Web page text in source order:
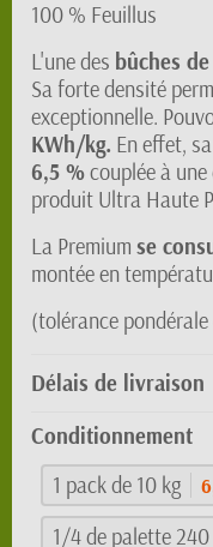
100 % Feuillus
L'une des bûches
Sa forte densité
exceptionnelle.
KWh/kg. En effet,
6,5 %couplée à
produit Ultra Haute
La Premium se
montée en
(tolérance pondérale
Délais de livraison
Conditionnement
1 pack de 10 kg
1/4 de palette 240